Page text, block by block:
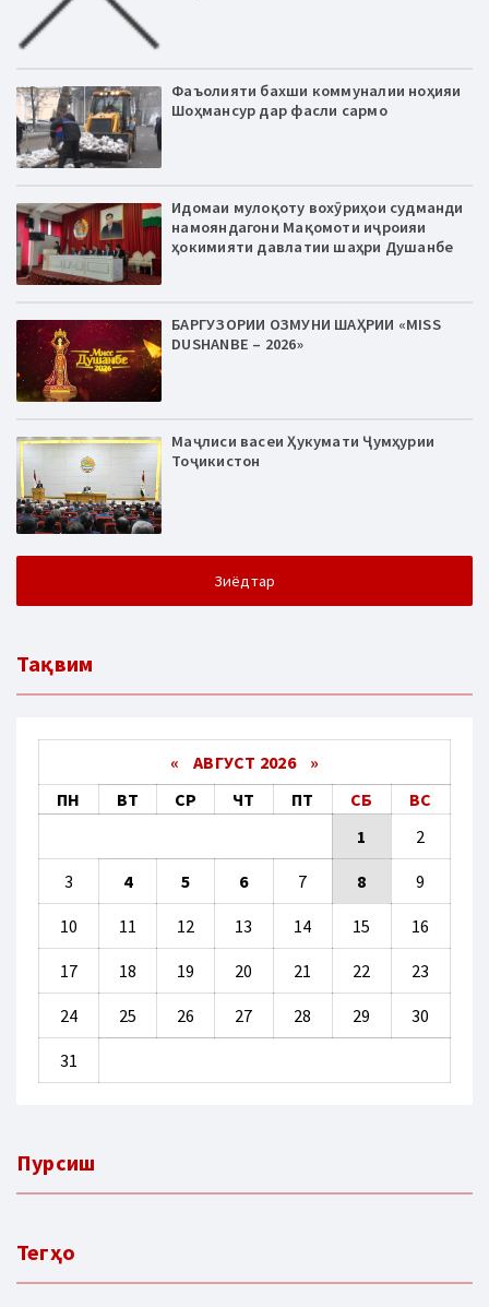
Фаъолияти бахши коммуналии ноҳияи
Шоҳмансур дар фасли сармо
Идомаи мулоқоту вохӯриҳои судманди
намояндагони Мақомоти иҷроияи
ҳокимияти давлатии шаҳри Душанбе
БАРГУЗОРИИ ОЗМУНИ ШАҲРИИ «MISS
DUSHANBE – 2026»
Маҷлиси васеи Ҳукумати Ҷумҳурии
Тоҷикистон
Зиёдтар
Тақвим
« АВГУСТ 2026 »
ПН
ВТ СР ЧТ ПТ СБ
ВС
1
2
3 4 5 6 7 8 9
10 11 12 13 14 15 16
17 18 19 20 21 22 23
24 25 26 27 28 29 30
31
Пурсиш
Тегҳо